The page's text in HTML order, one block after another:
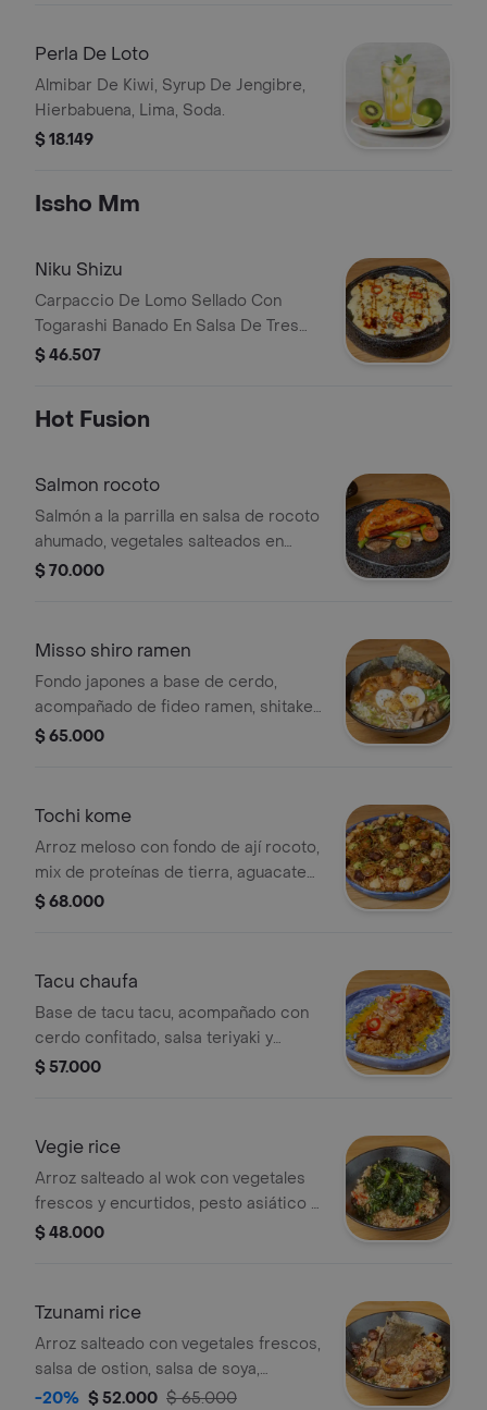
Perla De Loto
Almibar De Kiwi, Syrup De Jengibre,
Hierbabuena, Lima, Soda.
$ 18.149
Issho Mm
Niku Shizu
Carpaccio De Lomo Sellado Con
Togarashi Banado En Salsa De Tres
Quesos Y Terminado Con Aji Limo Y
$ 46.507
Hot Fusion
Salmon rocoto
Salmón a la parrilla en salsa de rocoto
ahumado, vegetales salteados en
mantequilla japonesa, terminado con
$ 70.000
Misso shiro ramen
Fondo japones a base de cerdo,
acompañado de fideo ramen, shitake,
raíz china, huevo pochado, terminado
$ 65.000
Tochi kome
Arroz meloso con fondo de ají rocoto,
mix de proteínas de tierra, aguacate
tatemado, terminado con chalaca
$ 68.000
Tacu chaufa
Base de tacu tacu, acompañado con
cerdo confitado, salsa teriyaki y
terminado con ají limo cilantro y limón.
$ 57.000
Vegie rice
Arroz salteado al wok con vegetales
frescos y encurtidos, pesto asiático y
kale crocante.
$ 48.000
Tzunami rice
Arroz salteado con vegetales frescos,
salsa de ostion, salsa de soya,
proteína a elección, terminado con
-20% $ 52.000 $ 65.000